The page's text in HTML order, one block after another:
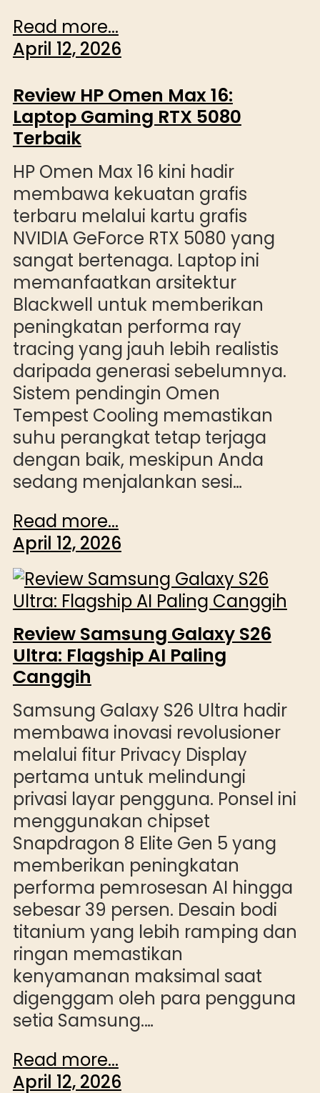
Read more...
April 12, 2026
Review HP Omen Max 16:
Laptop Gaming RTX 5080
Terbaik
HP Omen Max 16 kini hadir
membawa kekuatan grafis
terbaru melalui kartu grafis
NVIDIA GeForce RTX 5080 yang
sangat bertenaga. Laptop ini
memanfaatkan arsitektur
Blackwell untuk memberikan
peningkatan performa ray
tracing yang jauh lebih realistis
daripada generasi sebelumnya.
Sistem pendingin Omen
Tempest Cooling memastikan
suhu perangkat tetap terjaga
dengan baik, meskipun Anda
sedang menjalankan sesi…
Read more...
April 12, 2026
Review Samsung Galaxy S26
Ultra: Flagship AI Paling
Canggih
Samsung Galaxy S26 Ultra hadir
membawa inovasi revolusioner
melalui fitur Privacy Display
pertama untuk melindungi
privasi layar pengguna. Ponsel ini
menggunakan chipset
Snapdragon 8 Elite Gen 5 yang
memberikan peningkatan
performa pemrosesan AI hingga
sebesar 39 persen. Desain bodi
titanium yang lebih ramping dan
ringan memastikan
kenyamanan maksimal saat
digenggam oleh para pengguna
setia Samsung.…
Read more...
April 12, 2026